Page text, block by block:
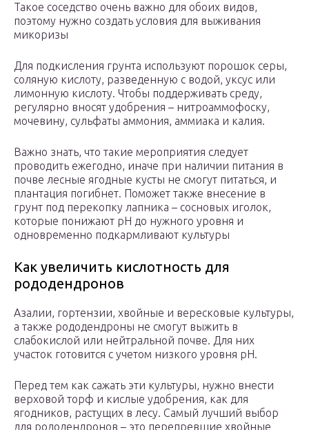
Такое соседство очень важно для обоих видов,
поэтому нужно создать условия для выживания
микоризы
Для подкисления грунта используют порошок серы,
соляную кислоту, разведенную с водой, уксус или
лимонную кислоту. Чтобы поддерживать среду,
регулярно вносят удобрения – нитроаммофоску,
мочевину, сульфаты аммония, аммиака и калия.
Важно знать, что такие мероприятия следует
проводить ежегодно, иначе при наличии питания в
почве лесные ягодные кусты не смогут питаться, и
плантация погибнет. Поможет также внесение в
грунт под перекопку лапника – сосновых иголок,
которые понижают pH до нужного уровня и
одновременно подкармливают культуры
Как увеличить кислотность для
рододендронов
Азалии, гортензии, хвойные и вересковые культуры,
а также рододендроны не смогут выжить в
слабокислой или нейтральной почве. Для них
участок готовится с учетом низкого уровня pH.
Перед тем как сажать эти культуры, нужно внести
верховой торф и кислые удобрения, как для
ягодников, растущих в лесу. Самый лучший выбор
для рододендронов – это перепревшие хвойные